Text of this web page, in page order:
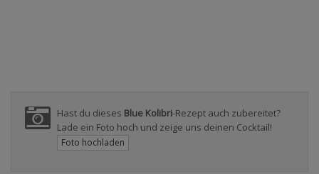
Hast du dieses Blue Kolibri-Rezept auch zubereitet?
Lade ein Foto hoch und zeige uns deinen Cocktail!
Foto hochladen